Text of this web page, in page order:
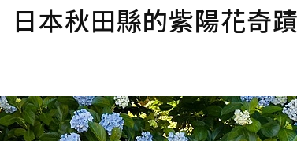
本秋田縣的紫陽花奇